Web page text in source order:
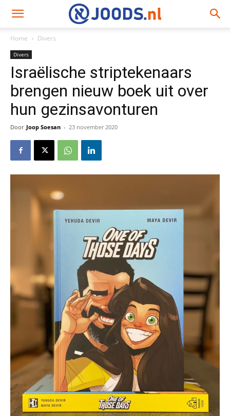
Home Divers
Divers
Israëlische striptekenaars
brengen nieuw boek uit over
hun gezinsavonturen
Door Joop Soesan - 23 november 2020